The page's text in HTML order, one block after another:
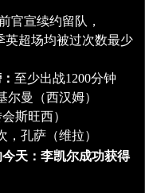
官宣续约留队，
英超场均被过次数最少
至少出战1200分钟
尔曼（西汉姆）
斯旺西）
，孔萨（维拉）
天：李凯尔成功获得